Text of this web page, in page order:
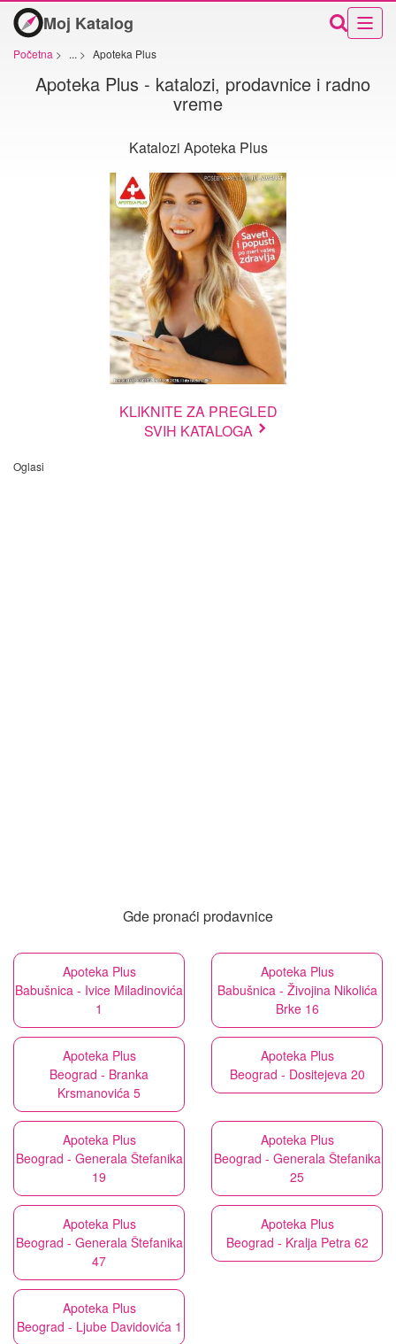
Moj Katalog
Početna > ... > Apoteka Plus
Apoteka Plus - katalozi, prodavnice i radno
vreme
Katalozi Apoteka Plus
KLIKNITE ZA PREGLED
SVIH KATALOGA
Oglasi
Gde pronaći prodavnice
Apoteka Plus
Babušnica - Ivice Miladinovića
1
Apoteka Plus
Babušnica - Živojina Nikolića
Brke 16
Apoteka Plus
Beograd - Branka
Krsmanovića 5
Apoteka Plus
Beograd - Dositejeva 20
Apoteka Plus
Beograd - Generala Štefanika
19
Apoteka Plus
Beograd - Generala Štefanika
25
Apoteka Plus
Beograd - Generala Štefanika
47
Apoteka Plus
Beograd - Kralja Petra 62
Apoteka Plus
Beograd - Ljube Davidovića 1